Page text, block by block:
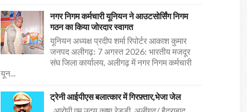
नगर निगम कर्मचारी यूनियन ने आउटसोर्सिंग निगम
गठन का किया जोरदार स्वागत
यूनियन अध्यक्ष प्रदीप शर्मा रिपोर्टर आकाश कुमार
जनपद अलीगढ़: 7 अगस्त 2026: भारतीय मजदूर
संघ जिला कार्यालय, अलीगढ़ में नगर निगम कर्मचारी
यून...
ट्रेनी आईपीएस बलात्कार में गिरफ़्तार,भेजा जेल